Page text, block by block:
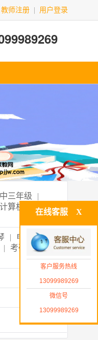
教师注册 用户登录
三年级
|
计算机技术 |
| 电子琴 |
| 考研英语 |
在线客服 X
客户服务热线
13099989269
微信号
13099989269